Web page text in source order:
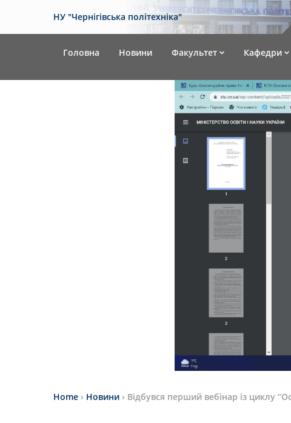
НУ "Чернігівська політехніка"
Головна Новини Факультет Кафедри
Home › Новини › Відбувся перший вебінар із циклу